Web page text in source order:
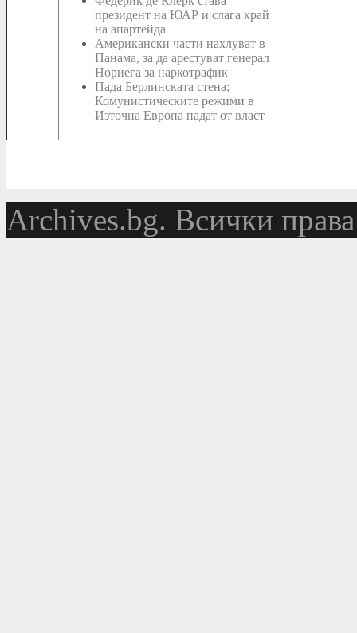
президент на ЮАР и слага край
на апартейда
Американски части нахлуват в
Панама, за да арестуват генерал
Нориега за наркотрафик
Пада Берлинската стена;
Комунистическите режими в
Източна Европа падат от власт
Аrchives.bg. Всички права